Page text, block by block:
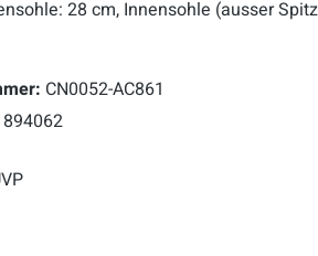
28 cm, Innensohle (ausser
CN0052-AC861